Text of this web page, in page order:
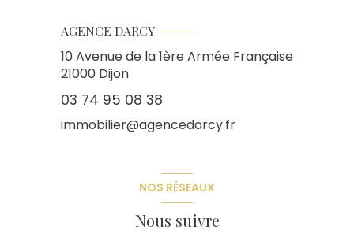
AGENCE DARCY
10 Avenue de la 1ère Armée Française
21000 Dijon
03 74 95 08 38
immobilier@agencedarcy.fr
NOS RÉSEAUX
Nous suivre